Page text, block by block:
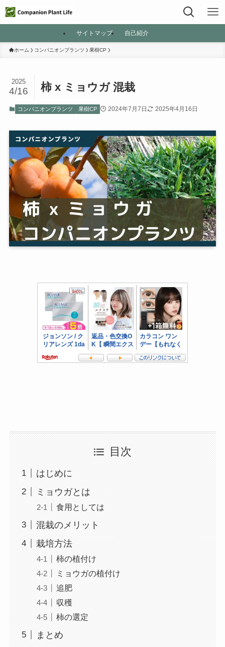
サイトマップ 自己紹介
ホーム コンパニオンプランツ 果樹CP
柿 x ミョウガ 混栽
2025
4/16
コンパニオンプランツ 果樹CP 2024年7月7日 2025年4月16日
目次
はじめに
ミョウガとは
食用としては
混栽のメリット
栽培方法
柿の植付け
ミョウガの植付け
追肥
収穫
柿の選定
まとめ